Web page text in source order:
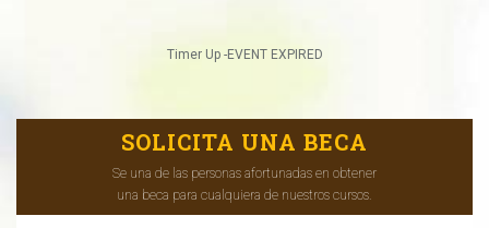
Timer Up -EVENT EXPIRED
SOLICITA UNA BECA
Se una de las personas afortunadas en obtener
una beca para cualquiera de nuestros cursos.